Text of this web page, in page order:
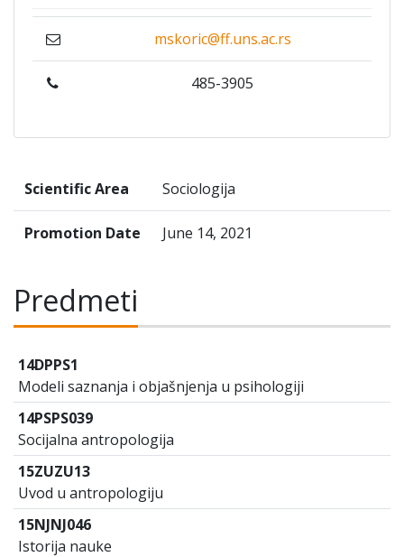
mskoric@ff.uns.ac.rs
485-3905
Scientific Area Sociologija
Promotion Date June 14, 2021
Predmeti
14DPPS1
Modeli saznanja i objašnjenja u psihologiji
14PSPS039
Socijalna antropologija
15ZUZU13
Uvod u antropologiju
15NJNJ046
Istorija nauke